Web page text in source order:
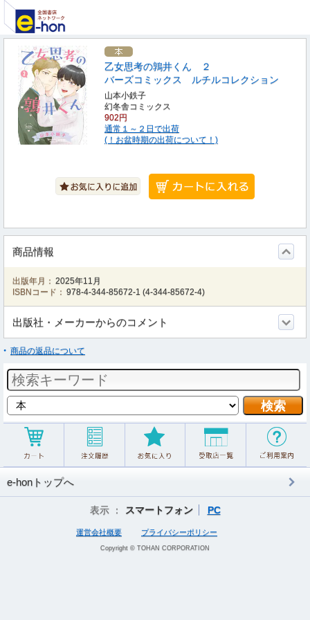
乙女思考の鶉井くん ２
バーズコミックス ルチルコレクション
山本小鉄子
幻冬舎コミックス
902円
通常１～２日で出荷
(！お盆時期の出荷について！)
商品情報
出版年月： 2025年11月
ISBNコード： 978-4-344-85672-1 (4-344-85672-4)
出版社・メーカーからのコメント
商品の返品について
e-honトップへ
表示 ： スマートフォン PC
運営会社概要 プライバシーポリシー
Copyright © TOHAN CORPORATION